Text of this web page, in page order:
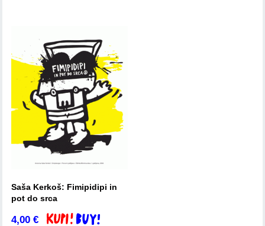
Saša Kerkoš: Fimipidipi in
pot do srca
4,00€ Dodaj v košarico